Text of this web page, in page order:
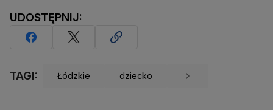
UDOSTĘPNIJ:
TAGI: Łódzkie dziecko